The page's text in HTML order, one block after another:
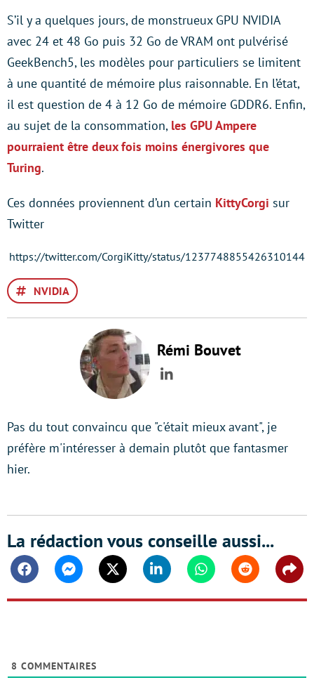
S’il y a quelques jours, de monstrueux GPU NVIDIA
avec 24 et 48 Go puis 32 Go de VRAM ont pulvérisé
GeekBench5, les modèles pour particuliers se limitent
à une quantité de mémoire plus raisonnable. En l’état,
il est question de 4 à 12 Go de mémoire GDDR6. Enfin,
au sujet de la consommation, les GPU Ampere
pourraient être deux fois moins énergivores que
Turing.
Ces données proviennent d’un certain KittyCorgi sur
Twitter
https://twitter.com/CorgiKitty/status/1237748855426310144
NVIDIA
Rémi Bouvet
LinkedIn
Pas du tout convaincu que "c'était mieux avant", je
préfère m'intéresser à demain plutôt que fantasmer
hier.
La rédaction vous conseille aussi...
FacebookMessengerTwitter Linkedin WhatsappReddit
8 COMMENTAIRES